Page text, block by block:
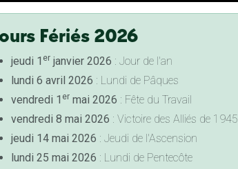
Fériés 2026
jeudi 1 erjanvier 2026 : Jour de l'an
lundi 6 avril 2026 : Lundi de Pâques
vendredi 1 ermai 2026 : Fête du Travail
vendredi 8 mai 2026 : Victoire des Alliés de 1945
jeudi 14 mai 2026 : Jeudi de l'Ascension
lundi 25 mai 2026 : Lundi de Pentecôte